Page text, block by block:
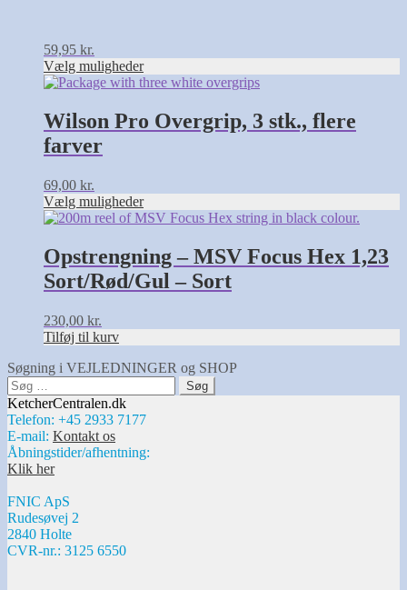
59,95 kr.
Vælg muligheder
kan
vælges
på
varesiden
Wilson Pro Overgrip, 3 stk., flere
farver
69,00 kr.
Vælg muligheder
Dette
har
flere
varianter.
kan
vælges
på
varesiden
Opstrengning – MSV Focus Hex 1,23
Sort/Rød/Gul – Sort
230,00 kr.
Tilføj til kurv
Søgning i VEJLEDNINGER og SHOP
Søg
efter:
KetcherCentralen.dk
Telefon: +45 2933 7177
E-mail: Kontakt os
Åbningstider/afhentning:
Klik her
FNIC ApS
Rudesøvej 2
2840 Holte
CVR-nr.: 3125 6550